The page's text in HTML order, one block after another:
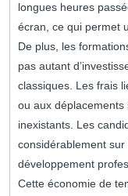
longues heures
écran, ce qui permet
De plus, les
pas autant
classiques. Les frais
ou aux
inexistants. Les
considérablement
développement
Cette économie de